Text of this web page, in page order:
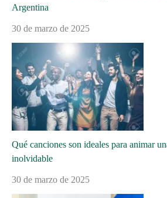
Argentina
30 de marzo de 2025
Qué canciones son ideales para animar
inolvidable
30 de marzo de 2025